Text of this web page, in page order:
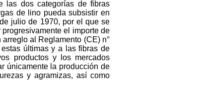
las dos categorías de fibras
de lino pueda subsistir en
julio de 1970, por el que se
el importe de
al Reglamento (CE) n°
últimas y a las fibras de
productos y los mercados
únicamente la producción de
y agramizas, así como